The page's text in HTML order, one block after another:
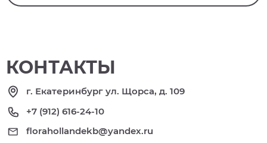
КОНТАКТЫ
г. Екатеринбург ул. Щорса, д. 109
+7 (912) 616-24-10
florahollandekb@yandex.ru